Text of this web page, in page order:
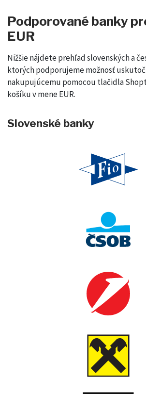
Podporované banky
EUR
Nižšie nájdete prehľad slovenských a
ktorých podporujeme možnosť
nakupujúcemu pomocou tlačidla
košíku v mene EUR.
Slovenské banky